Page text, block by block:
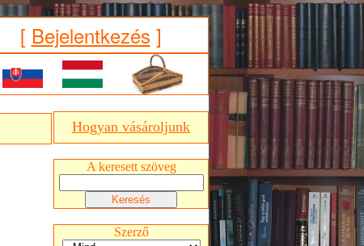
[ Bejelentkezés ]
Hogyan vásároljunk
A keresett szöveg
Szerző